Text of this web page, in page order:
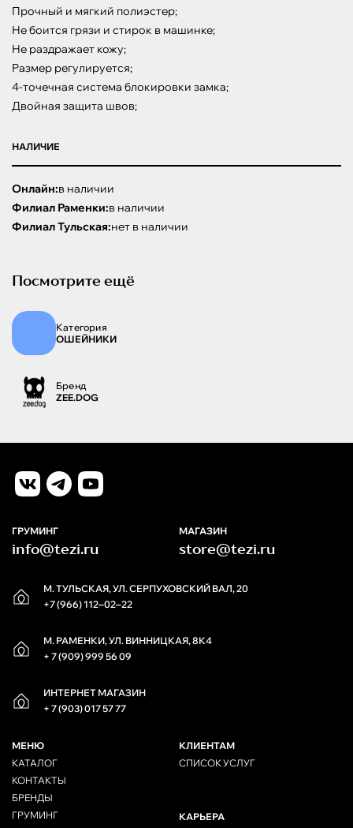
Прочный и мягкий полиэстер;
Не боится грязи и стирок в машинке;
Не раздражает кожу;
Размер регулируется;
4-точечная система блокировки замка;
Двойная защита швов;
НАЛИЧИЕ
Онлайн:в наличии
Филиал Раменки:в наличии
Филиал Тульская:нет в наличии
Посмотрите ещё
Категория
ОШЕЙНИКИ
Бренд
ZEE.DOG
М. ТУЛЬСКАЯ, УЛ. СЕРПУХОВСКИЙ ВАЛ, 20
+7 (966) 112‒02‒22
М. РАМЕНКИ, УЛ. ВИННИЦКАЯ, 8К4
+ 7 (909) 999 56 09
ИНТЕРНЕТ МАГАЗИН
+ 7 (903) 017 57 77
ГРУМИНГ
info@tezi.ru
МАГАЗИН
store@tezi.ru
МЕНЮ
КАТАЛОГ
КОНТАКТЫ
БРЕНДЫ
ГРУМИНГ
КЛИЕНТАМ
СПИСОК УСЛУГ
КАРЬЕРА